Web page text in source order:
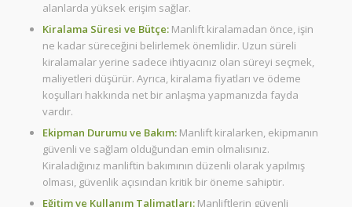
alanlarda yüksek erişim sağlar.
Kiralama Süresi ve Bütçe:Manlift kiralamadan önce, işin
ne kadar süreceğini belirlemek önemlidir. Uzun süreli
kiralamalar yerine sadece ihtiyacınız olan süreyi seçmek,
maliyetleri düşürür. Ayrıca, kiralama fiyatları ve ödeme
koşulları hakkında net bir anlaşma yapmanızda fayda
vardır.
Ekipman Durumu ve Bakım:Manlift kiralarken, ekipmanın
güvenli ve sağlam olduğundan emin olmalısınız.
Kiraladığınız manliftin bakımının düzenli olarak yapılmış
olması, güvenlik açısından kritik bir öneme sahiptir.
Eğitim ve Kullanım Talimatları:Manliftlerin güvenli